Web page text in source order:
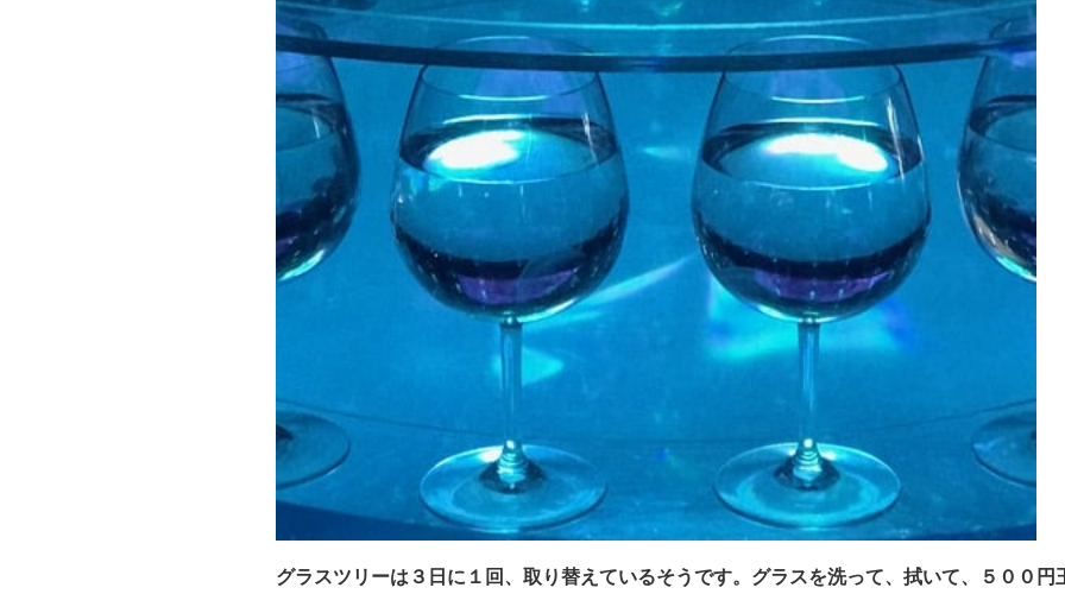
グラスツリーは３日に１回、取り替えているそうです。グラスを洗って、拭いて、
５００円